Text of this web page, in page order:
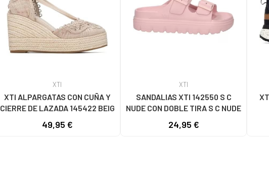
XTI
XTI ALPARGATAS CON CUÑA Y
CIERRE DE LAZADA 145422 BEIG
49,95 €
XTI
SANDALIAS XTI 142550 S C
NUDE CON DOBLE TIRA S C NUDE
24,95 €